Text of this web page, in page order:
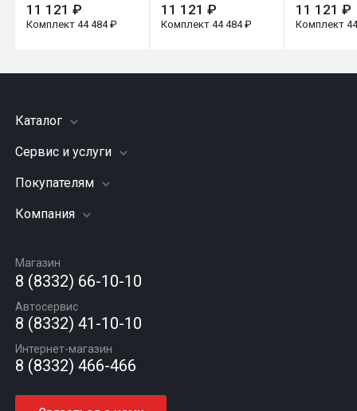
11 121 ₽
Комплект 44 484 ₽
11 121 ₽
Комплект 44 484 ₽
11 121 ₽
Комплект
Каталог
Шины
Грузовые шины
Диски
Автомасла
Сервис и услуги
Заправка кондиционера
Подвеска (ходовая часть)
Шиномонтаж
Покупателям
Акции
Гарантии и возврат
Компания
Вакансии
Новости
Статьи
Контакты
Магазин
8 (8332) 66-10-10
Автосервис
8 (8332) 41-10-10
Интернет-магазин
8 (8332) 466-466